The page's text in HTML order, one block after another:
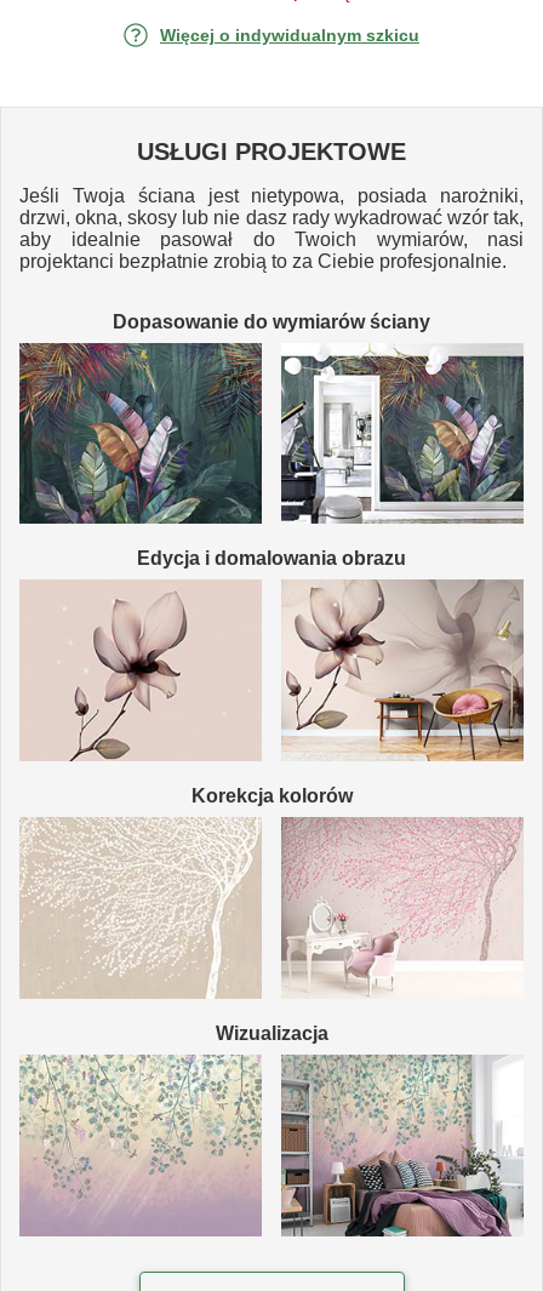
Więcej o indywidualnym szkicu
USŁUGI PROJEKTOWE
Jeśli Twoja ściana jest nietypowa, posiada narożniki,
drzwi, okna, skosy lub nie dasz rady wykadrować wzór tak,
aby idealnie pasował do Twoich wymiarów, nasi
projektanci bezpłatnie zrobią to za Ciebie profesjonalnie.
Dopasowanie do wymiarów ściany
Edycja i domalowania obrazu
Korekcja kolorów
Wizualizacja